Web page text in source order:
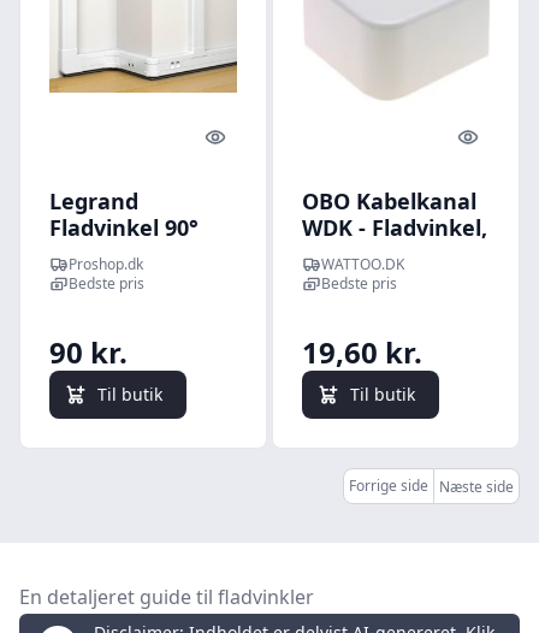
Quick look
Legrand
Fladvinkel 90°
50X105 hv
Proshop.dk
Bedste pris
90 kr.
Til butik
Quick
OBO Kabelkanal
WDK - Fladvinkel,
40 x 40 mm (til
WDK40040),
WATTOO.DK
Bedste pris
19,60 kr.
Til butik
Forrige side Næste side
En detaljeret guide til fladvinkler